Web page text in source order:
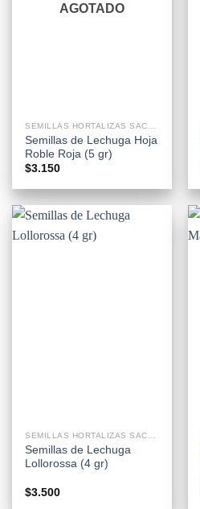
AGOTADO
Semillas de Lechuga Hoja
Roble Roja (5 gr)
$3.150
SEMILLAS HORTALIZAS SACHETS
Semillas de Lechuga
Lollorossa (4 gr)
$3.500